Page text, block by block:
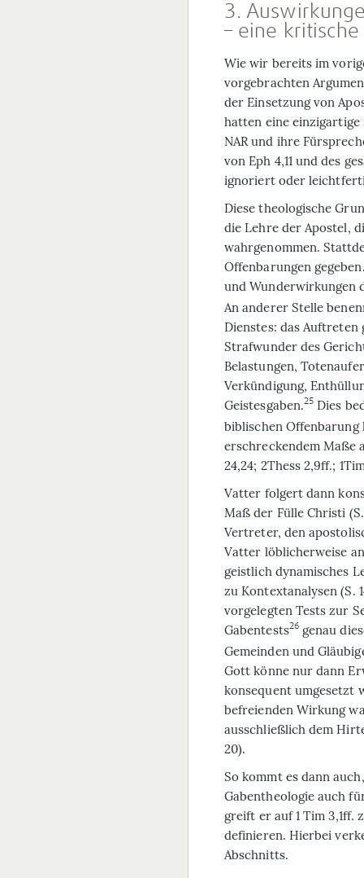
3.
– eine kritische
Wie wir bereits im
vorgebrachten
der Einsetzung von
hatten eine
NAR und ihre
von Eph 4,11 und des
ignoriert oder
Diese theologische
die Lehre der Apostel,
wahrgenommen.
Offenbarungen
und Wunderwirkungen
An anderer Stelle
Dienstes: das
Strafwunder des
Belastungen,
Verkündigung,
Geistesgaben.25 Dies
biblischen
erschreckendem Maße
24,24; 2Thess 2,9ff.;
Vatter folgert dann
Maß der Fülle Christi
Vertreter, den
Vatter löblicherweise
geistlich dynamisches
zu Kontextanalysen (S.
vorgelegten Tests zur
Gabentests26genau
Gemeinden und
Gott könne nur dann
konsequent umgesetzt
befreienden Wirkung
ausschließlich dem
20).
So kommt es dann
Gabentheologie auch
greift er auf 1 Tim 3,1ff.
definieren. Hierbei
Abschnitts.